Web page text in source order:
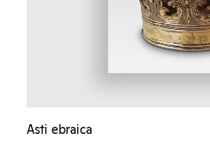
Asti ebraica